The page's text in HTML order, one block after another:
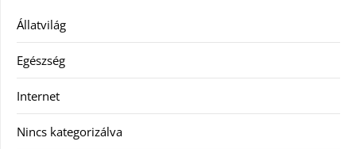
Állatvilág
Egészség
Internet
Nincs kategorizálva